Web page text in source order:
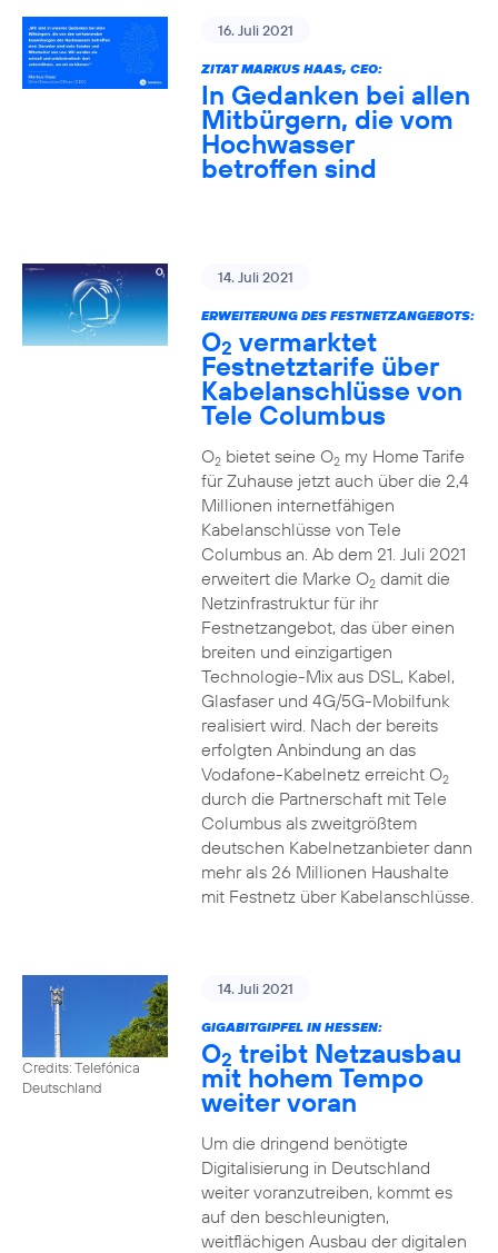
16. Juli 2021
ZITAT MARKUS HAAS, CEO:
In Gedanken bei allen
Mitbürgern, die vom
Hochwasser
betroffen sind
14. Juli 2021
ERWEITERUNG DES FESTNETZANGEBOTS:
O2 vermarktet
Festnetztarife über
Kabelanschlüsse von
Tele Columbus
O2bietet seine O2my Home Tarife
für Zuhause jetzt auch über die 2,4
Millionen internetfähigen
Kabelanschlüsse von Tele
Columbus an. Ab dem 21. Juli 2021
erweitert die Marke O2damit die
Netzinfrastruktur für ihr
Festnetzangebot, das über einen
breiten und einzigartigen
Technologie-Mix aus DSL, Kabel,
Glasfaser und 4G/5G-Mobilfunk
realisiert wird. Nach der bereits
erfolgten Anbindung an das
Vodafone-Kabelnetz erreicht O2
durch die Partnerschaft mit Tele
Columbus als zweitgrößtem
deutschen Kabelnetzanbieter dann
mehr als 26 Millionen Haushalte
mit Festnetz über Kabelanschlüsse.
Credits: Telefónica
Deutschland
14. Juli 2021
GIGABITGIPFEL IN HESSEN:
O2 treibt Netzausbau
mit hohem Tempo
weiter voran
Um die dringend benötigte
Digitalisierung in Deutschland
weiter voranzutreiben, kommt es
auf den beschleunigten,
weitflächigen Ausbau der digitalen